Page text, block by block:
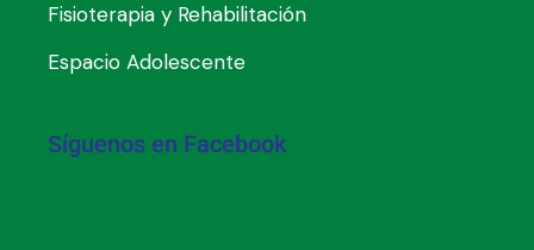
Fisioterapia y Rehabilitación
Espacio Adolescente
Síguenos en Facebook